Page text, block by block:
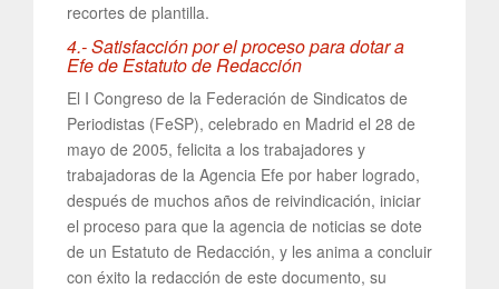
recortes de plantilla.
4.- Satisfacción por el proceso para dotar a
Efe de Estatuto de Redacción
El I Congreso de la Federación de Sindicatos de
Periodistas (FeSP), celebrado en Madrid el 28 de
mayo de 2005, felicita a los trabajadores y
trabajadoras de la Agencia Efe por haber logrado,
después de muchos años de reivindicación, iniciar
el proceso para que la agencia de noticias se dote
de un Estatuto de Redacción, y les anima a concluir
con éxito la redacción de este documento, su